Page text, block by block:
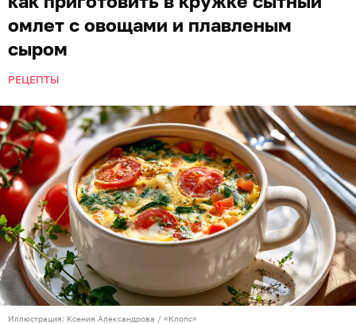
омлет с овощами и плавленым
сыром
РЕЦЕПТЫ
Иллюстрация: Ксения Александрова / «Клопс»